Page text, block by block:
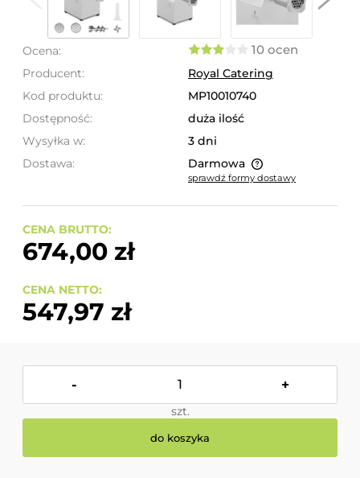
Ocena: 10 ocen
Producent:
Royal Catering
Kod produktu:
MP10010740
Dostępność:
duża ilość
Wysyłka w:
3 dni
Dostawa:
Darmowa
Cena nie zawiera ewentualnych kosztów płatności
sprawdź formy dostawy
CENA BRUTTO:
674,00 zł
CENA NETTO:
547,97 zł
- +
szt.
do koszyka